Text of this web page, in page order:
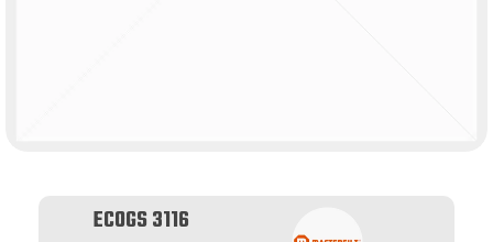
ECOGS 3116